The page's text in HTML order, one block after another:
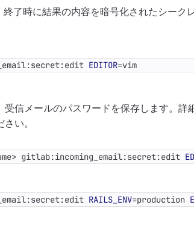
了時に結果の内容を暗号化されたシーク
EDITOR=vim
信メールのパスワードを保存します。詳
い。
gitlab:incoming_email:secret:edit
RAILS_ENV=production